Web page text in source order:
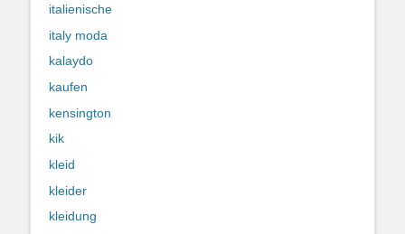
italienische
italy moda
kalaydo
kaufen
kensington
kik
kleid
kleider
kleidung